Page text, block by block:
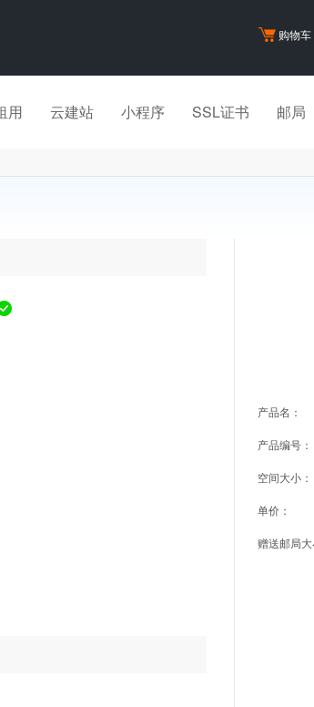
购物车
用 云建站 小程序 SSL证书 邮局
产品名：
产品编号：
空间大小：
单价：
赠送邮局大